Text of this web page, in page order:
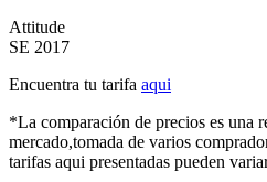
Attitude
SE 2017
Encuentra tu tarifa aqui
*La comparación de precios es una
mercado,tomada de varios
tarifas aqui presentadas pueden